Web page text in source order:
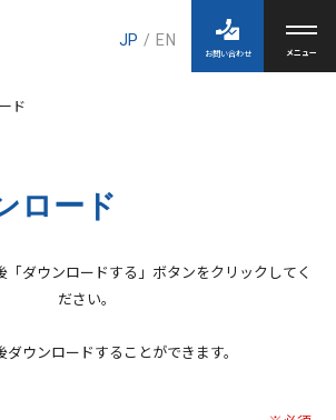
JP / EN
お問い合わせ
ド
ロード
「ダウンロードする」ボタンをクリックしてく
ださい。
ダウンロードすることができます。